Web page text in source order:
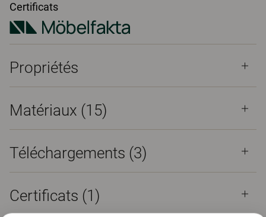
Certificats
Propriétés
Matériaux (15)
Téléchargements (3)
Certificats (1 )